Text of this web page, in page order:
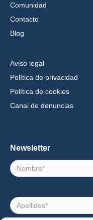
Comunidad
Contacto
Blog
Aviso legal
Política de privacidad
Política de cookies
Canal de denuncias
Newsletter
Nombre
Apellidos